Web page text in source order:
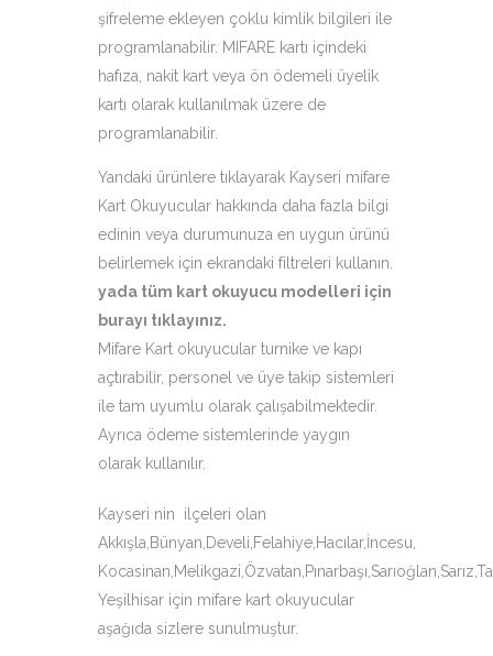
şifreleme ekleyen çoklu kimlik bilgileri ile
programlanabilir. MIFARE kartı içindeki
hafıza, nakit kart veya ön ödemeli üyelik
kartı olarak kullanılmak üzere de
programlanabilir.
Yandaki ürünlere tıklayarak Kayseri mifare
Kart Okuyucular hakkında daha fazla bilgi
edinin veya durumunuza en uygun ürünü
belirlemek için ekrandaki filtreleri kullanın.
yada tüm kart okuyucu modelleri için
burayı tıklayınız.
Mifare Kart okuyucular turnike ve kapı
açtırabilir, personel ve üye takip sistemleri
ile tam uyumlu olarak çalışabilmektedir.
Ayrıca ödeme sistemlerinde yaygın
olarak kullanılır.
Kayseri nin ilçeleri olan
Akkışla,Bünyan,Develi,Felahiye,Hacılar,İncesu,
Yeşilhisar için mifare kart okuyucular
aşağıda sizlere sunulmuştur.